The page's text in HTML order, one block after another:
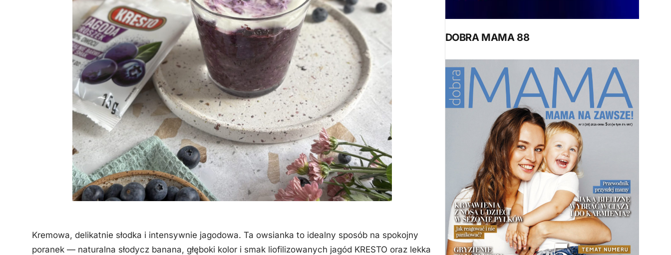
Kremowa, delikatnie słodka i intensywnie jagodowa. Ta owsianka to idealny sposób na spokojny
poranek — naturalna słodycz banana, głęboki kolor i smak liofilizowanych jagód KRESTO oraz lekka
DOBRA MAMA 88